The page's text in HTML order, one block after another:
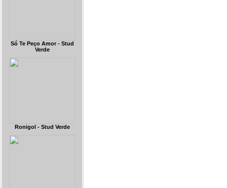
Só Te Peço Amor - Stud
Verde
Ronigol - Stud Verde